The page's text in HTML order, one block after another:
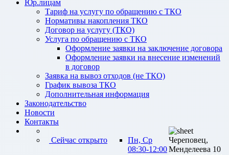
Юр.лицам
Тариф на услугу по обращению с ТКО
Нормативы накопления ТКО
Договор на услугу (ТКО)
Услуга по обращению с ТКО
Оформление заявки на заключение договора
Оформление заявки на внесение изменений
в договор
Заявка на вывоз отходов (не ТКО)
График вывоза ТКО
Дополнительная информация
Законодательство
Новости
Контакты
Сейчас открыто
Пн, Ср
08:30-12:00
Череповец,
Менделеева 10